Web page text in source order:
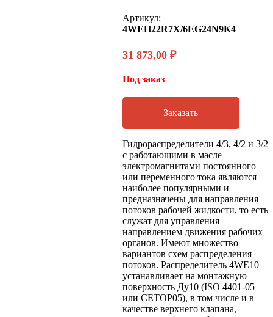
Артикул:
4WEH22R7X/6EG24N9K4
31 873,00 ₽
Под заказ
Заказать
Гидрораспределители 4/3, 4/2 и 3/2
с работающими в масле
электромагнитами постоянного
или переменного тока являются
наиболее популярными и
предназначены для направления
потоков рабочей жидкости, то есть
служат для управления
направлением движения рабочих
органов. Имеют множество
вариантов схем распределения
потоков. Распределитель 4WE10
устанавливает на монтажную
поверхность Ду10 (ISO 4401-05
или CETOP05), в том числе и в
качестве верхнего клапана,